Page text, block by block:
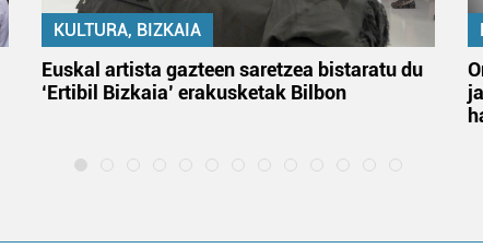
KULTURA, BIZKAIA
Euskal artista gazteen saretzea bistaratu du
‘Ertibil Bizkaia’ erakusketak Bilbon